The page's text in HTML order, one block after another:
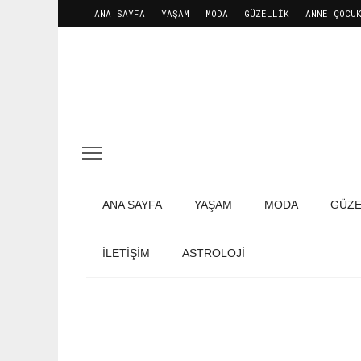
ANA SAYFA YAŞAM MODA GÜZELLIK ANNE ÇOCUK
ANA SAYFA YAŞAM MODA
İLETIŞIM ASTROLOJİ